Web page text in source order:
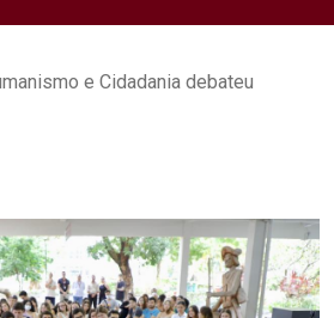
Humanismo e
e Cidadania debateu